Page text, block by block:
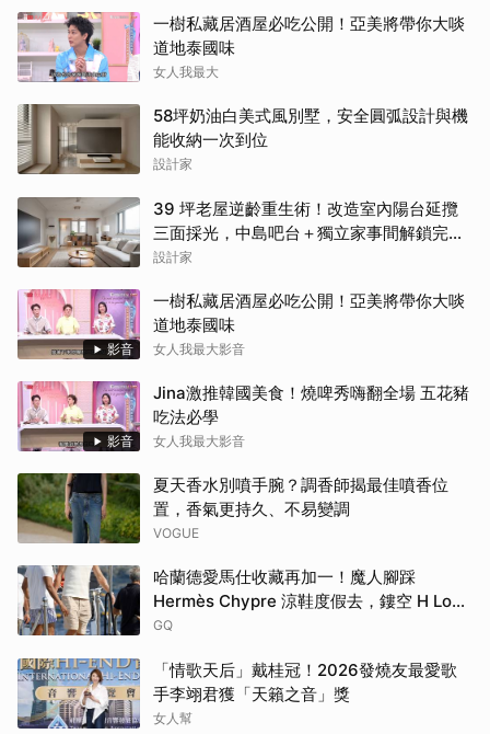
一樹私藏居酒屋必吃公開！亞美將帶你大啖
道地泰國味
女人我最大
58坪奶油白美式風別墅，安全圓弧設計與機
能收納一次到位
設計家
39 坪老屋逆齡重生術！改造室內陽台延攬
三面採光，中島吧台＋獨立家事間解鎖完美
家務路徑
設計家
影音
一樹私藏居酒屋必吃公開！亞美將帶你大啖
道地泰國味
女人我最大影音
影音
Jina激推韓國美食！燒啤秀嗨翻全場 五花豬
吃法必學
女人我最大影音
夏天香水別噴手腕？調香師揭最佳噴香位
置，香氣更持久、不易變調
VOGUE
哈蘭德愛馬仕收藏再加一！魔人腳踩
Hermès Chypre 涼鞋度假去，鏤空 H Logo
大展慵懶高級感！
GQ
「情歌天后」戴桂冠！2026發燒友最愛歌
手李翊君獲「天籟之音」獎
女人幫